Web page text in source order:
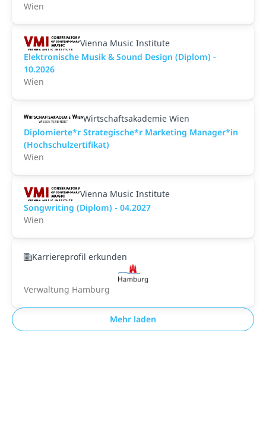
Wien
Vienna Music Institute
Elektronische Musik & Sound Design (Diplom) -
10.2026
Wien
Wirtschaftsakademie Wien
Diplomierte*r Strategische*r Marketing Manager*in
(Hochschulzertifikat)
Wien
Vienna Music Institute
Songwriting (Diplom) - 04.2027
Wien
Karriereprofil erkunden
Verwaltung Hamburg
Mehr laden